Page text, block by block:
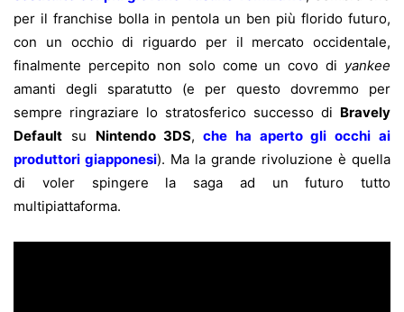
per il franchise bolla in pentola un ben più florido futuro,
con un occhio di riguardo per il mercato occidentale,
finalmente percepito non solo come un covo di yankee
amanti degli sparatutto (e per questo dovremmo per
sempre ringraziare lo stratosferico successo di Bravely
Default su Nintendo 3DS, che ha aperto gli occhi ai
produttori giapponesi). Ma la grande rivoluzione è quella
di voler spingere la saga ad un futuro tutto
multipiattaforma.